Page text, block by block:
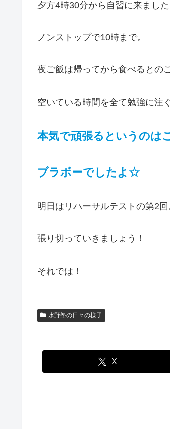
夕方4時30分から自習に来ました
ノンストップで10時まで。
夜ご飯は帰ってから食べるとの
空いている時間を全て勉強に注ぐ
本気で頑張るというのは
ブラボーでしたよ☆
明日はリハーサルテストの第2回
張り切っていきましょう！
それでは！
水野塾の日々の様子
X